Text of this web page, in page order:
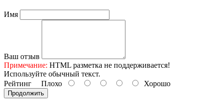
Имя
Ваш отзыв
Примечание: HTML разметка не поддерживается!
Используйте обычный текст.
Рейтинг Плохо Хорошо
Продолжить